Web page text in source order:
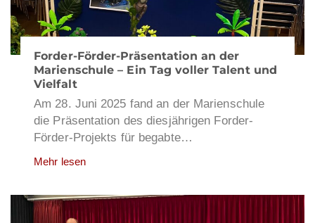
Forder-Förder-Präsentation an der
Marienschule – Ein Tag voller Talent und
Vielfalt
Am 28. Juni 2025 fand an der Marienschule
die Präsentation des diesjährigen Forder-
Förder-Projekts für begabte…
Mehr lesen